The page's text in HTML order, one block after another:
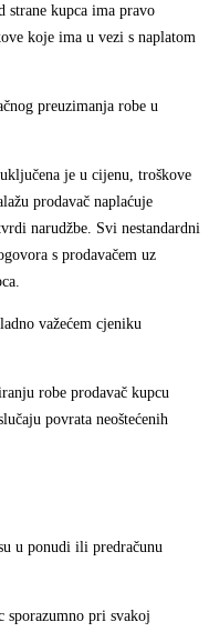
strane kupca ima pravo
koje ima u vezi s naplatom
preuzimanja robe u
je u cijenu, troškove
prodavač naplaćuje
narudžbe. Svi nestandardni
s prodavačem uz
važećem cjeniku
robe prodavač kupcu
povrata neoštećenih
u ponudi ili predračunu
sporazumno pri svakoj